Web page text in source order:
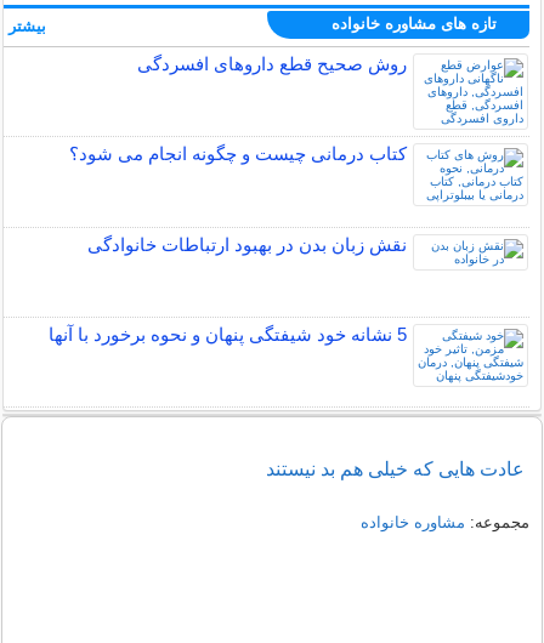
تازه های مشاوره خانواده
روش صحیح قطع داروهای افسردگی
کتاب درمانی چیست و چگونه انجام می شود؟
نقش زبان بدن در بهبود ارتباطات خانوادگی
5 نشانه خود شیفتگی پنهان و نحوه برخورد با آنها
بیشتر
عادت هایی که خیلی هم بد نیستند
مجموعه: مشاوره خانواده